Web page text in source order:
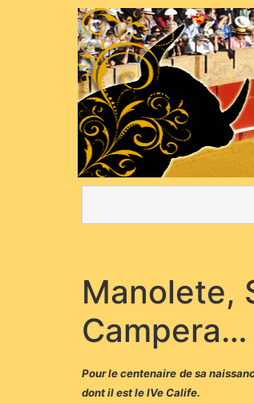
Manolete,
Campera…
Pour le centenaire de sa
dont il est le IVe Calife.